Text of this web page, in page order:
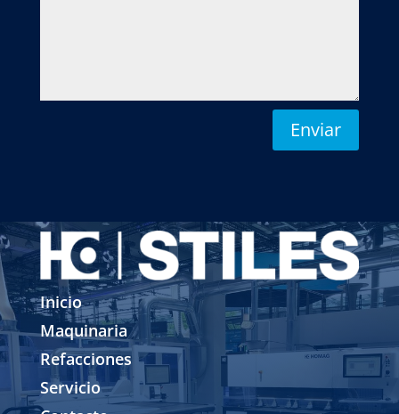
Enviar
Inicio
Maquinaria
Refacciones
Servicio